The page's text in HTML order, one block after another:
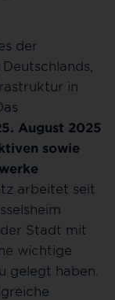
der
in
August 2025
sowie
arbeitet seit
Stadt mit
wichtige
gelegt haben.